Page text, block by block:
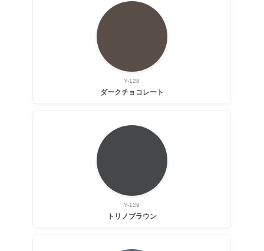
Y-128
ダークチョコレート
Y-129
トリノブラウン